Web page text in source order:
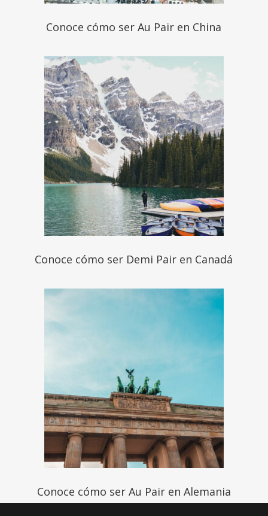
Conoce cómo ser Au Pair en China
Conoce cómo ser Demi Pair en Canadá
Conoce cómo ser Au Pair en Alemania